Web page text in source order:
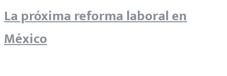
trabajo
decente
La próxima reforma laboral en
México